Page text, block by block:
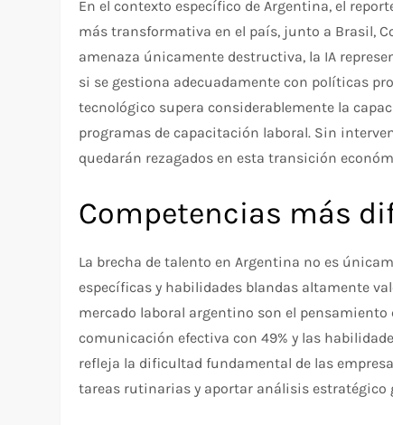
En el contexto específico de Argentina, el
más transformativa en el país, junto a Brasil,
amenaza únicamente destructiva, la IA
si se gestiona adecuadamente con políticas
tecnológico supera considerablemente la
programas de capacitación laboral. Sin
quedarán rezagados en esta transición
Competencias más
La brecha de talento en Argentina no es
específicas y habilidades blandas altamente
mercado laboral argentino son el pensamiento
comunicación efectiva con 49% y las
refleja la dificultad fundamental de las
tareas rutinarias y aportar análisis